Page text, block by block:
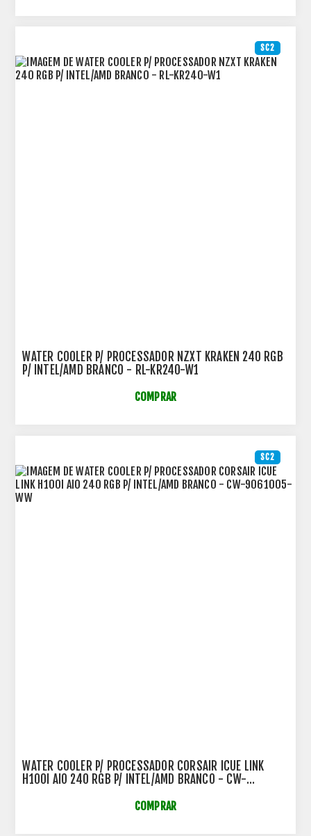
SC2
WATER COOLER P/ PROCESSADOR NZXT KRAKEN 240 RGB
P/ INTEL/AMD BRANCO - RL-KR240-W1
COMPRAR
SC2
WATER COOLER P/ PROCESSADOR CORSAIR ICUE LINK
H100I AIO 240 RGB P/ INTEL/AMD BRANCO - CW-
COMPRAR